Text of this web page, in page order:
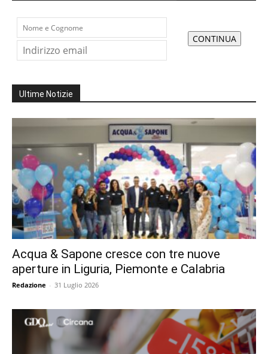
Ultime Notizie
Acqua & Sapone cresce con tre nuove
aperture in Liguria, Piemonte e Calabria
Redazione - 31 Luglio 2026